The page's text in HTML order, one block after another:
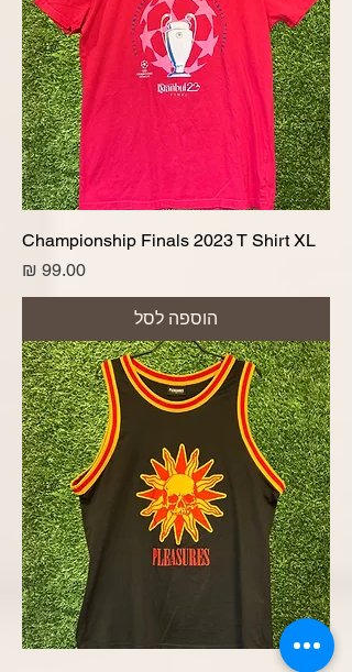
Championship Finals 2023 T Shirt XL
מחיר
הוספה לסל